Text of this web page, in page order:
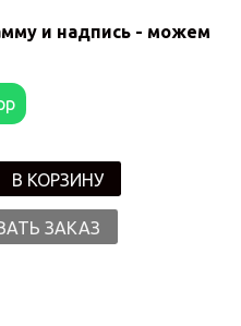
и надпись - можем
В КОРЗИНУ
ЗАКАЗ